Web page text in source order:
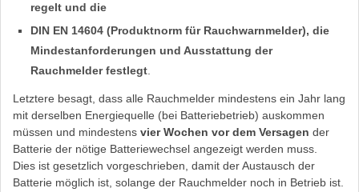
regelt und die
DIN EN 14604 (Produktnorm für Rauchwarnmelder), die
Mindestanforderungen und Ausstattung der
Rauchmelder festlegt.
Letztere besagt, dass alle Rauchmelder mindestens ein Jahr lang
mit derselben Energiequelle (bei Batteriebetrieb) auskommen
müssen und mindestens vier Wochen vor dem Versagen der
Batterie der nötige Batteriewechsel angezeigt werden muss.
Dies ist gesetzlich vorgeschrieben, damit der Austausch der
Batterie möglich ist, solange der Rauchmelder noch in Betrieb ist.